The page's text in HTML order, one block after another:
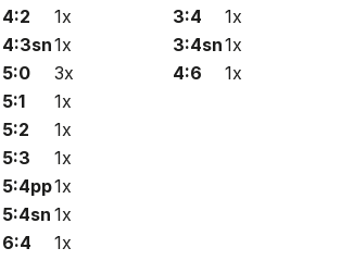
4:2
1x
4:3sn1x
5:0
3x
5:1
1x
5:2
1x
5:3
1x
5:4pp1x
5:4sn 1x
6:4
1x
3:4
1x
3:4sn1x
4:6
1x